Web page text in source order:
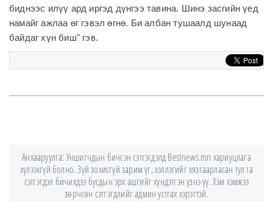
биднээс илүү ард иргэд дүнгээ тавина. Шинэ засгийн үед
намайг ажлаа өг гэвэл өгнө. Би албан тушаалд шунаад
байдаг хүн биш" гэв.
Анхааруулга: Уншигчдын бичсэн сэтгэгдэлд Bestnews.mn хариуцлага
хүлээхгүй болно. Зүй зохисгүй зарим үг, хэллэгийг хязгаарласан тул та
сэтгэгдэл бичихдээ бусдын эрх ашгийг хүндэтгэн үзнэ үү. Хэм хэмжээ
зөрчсөн сэтгэгдлийг админ устгах хэрэгтэй.